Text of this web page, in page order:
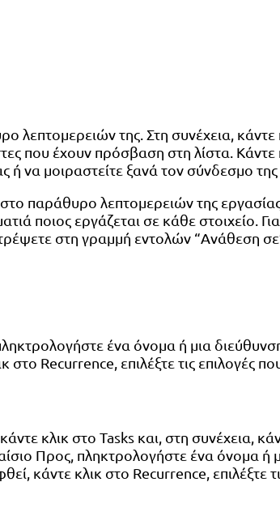
λεπτομερειών της. Στη συνέχεια,
που έχουν πρόσβαση στη λίστα. Κάντε
να μοιραστείτε ξανά τον σύνδεσμο
παράθυρο λεπτομερειών της
ποιος εργάζεται σε κάθε στοιχείο.
στη γραμμή εντολών “Ανάθεση
ένα όνομα ή μια
Recurrence, επιλέξτε τις επιλογές
κλικ στο Tasks και, στη συνέχεια,
Προς, πληκτρολογήστε ένα όνομα
κάντε κλικ στο Recurrence, επιλέξτε